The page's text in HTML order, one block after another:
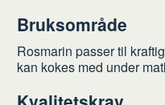
Bruksområde
Rosmarin passer til
kan kokes med under